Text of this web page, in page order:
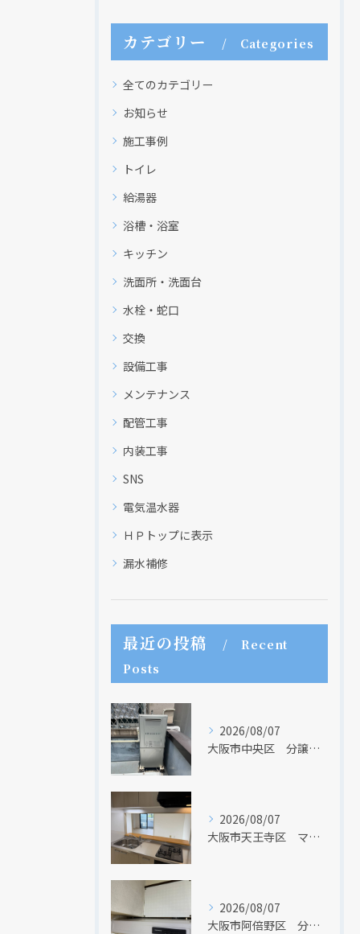
カテゴリー Categories
全てのカテゴリー
お知らせ
施工事例
トイレ
給湯器
浴槽・浴室
キッチン
洗面所・洗面台
水栓・蛇口
交換
設備工事
メンテナンス
配管工事
内装工事
SNS
電気温水器
ＨＰトップに表示
漏水補修
最近の投稿
Recent
Posts
2026/08/07
大阪市中央区 分譲マンションの給湯器取替リフォーム工事 UV除菌機能搭載給湯器
2026/08/07
大阪市天王寺区 マンションのキッチン取替及び内装リフォーム工事 クリナップ
2026/08/07
大阪市阿倍野区 分譲マンションのレンジフード取替リフォーム工事 タカラスタンダード